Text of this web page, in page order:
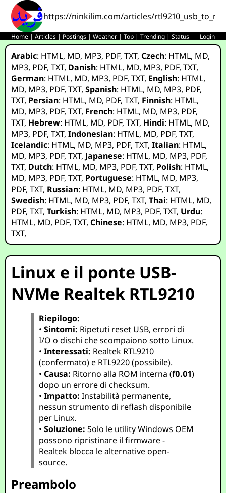
https://ninkilim.com/articles/
Home |Articles | Postings |Weather |Top |Trending |Status Login
Arabic: HTML, MD, MP3, PDF,TXT,Czech: HTML, MD,
MP3, PDF,TXT, Danish: HTML, MD, MP3, PDF,TXT,
German: HTML, MD, MP3, PDF,TXT, English: HTML,
MD, MP3, PDF,TXT,Spanish: HTML, MD, MP3, PDF,
TXT, Persian: HTML, MD, PDF,TXT, Finnish: HTML,
MD, MP3, PDF,TXT, French: HTML, MD, MP3, PDF,
TXT, Hebrew: HTML, MD, PDF,TXT, Hindi: HTML, MD,
MP3, PDF,TXT,Indonesian: HTML, MD, PDF,TXT,
Icelandic: HTML, MD, MP3, PDF,TXT,Italian: HTML,
MD, MP3, PDF,TXT, Japanese: HTML, MD, MP3, PDF,
TXT, Dutch: HTML, MD, MP3, PDF,TXT, Polish: HTML,
MD, MP3, PDF,TXT, Portuguese: HTML, MD, MP3,
PDF,TXT, Russian: HTML, MD, MP3, PDF,TXT,
Swedish: HTML, MD, MP3, PDF,TXT,Thai: HTML, MD,
PDF,TXT,Turkish: HTML, MD, MP3, PDF,TXT, Urdu:
HTML, MD, PDF,TXT,Chinese: HTML, MD, MP3, PDF,
TXT,
Linux e il ponte USB-
NVMe Realtek RTL9210
Riepilogo:
•Sintomi: Ripetuti reset USB, errori di
I/O o dischi che scompaiono sotto Linux.
•Interessati: Realtek RTL9210
(confermato) e RTL9220 (possibile).
•Causa: Ritorno alla ROM interna (f0.01)
dopo un errore di checksum.
•Impatto: Instabilità permanente,
nessun strumento di reflash disponibile
per Linux.
•Soluzione: Solo le utility Windows OEM
possono ripristinare il firmware -
Realtek blocca le alternative open-
source.
Preambolo